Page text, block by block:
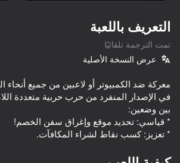
68
59
التعريف باللعبة
تمت الترجمة تلقائيًا
عرض النسخة الأصلية
في الإصدار المنفرد من حرب حربية متعددة
* تعزيز: كسب نقاط لشراء المكافآت.